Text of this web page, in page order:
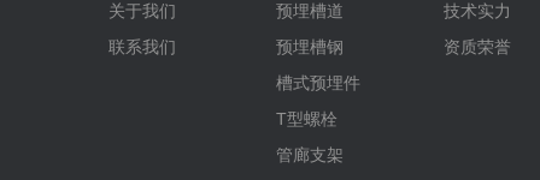
关于我们
联系我们
预埋槽道
预埋槽钢
槽式预埋件
T型螺栓
管廊支架
技术实力
资质荣誉